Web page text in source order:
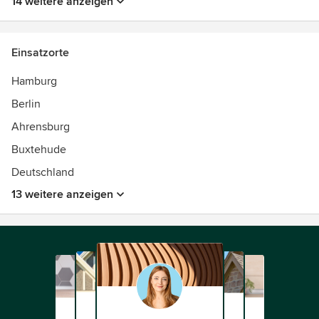
Einsatzorte
Hamburg
Berlin
Ahrensburg
Buxtehude
Deutschland
13 weitere anzeigen